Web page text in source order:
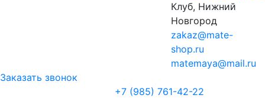
Клуб, Нижний
Новгород
zakaz@mate-
shop.ru
matemaya@mail.ru
Заказать звонок
+7 (985) 761-42-22